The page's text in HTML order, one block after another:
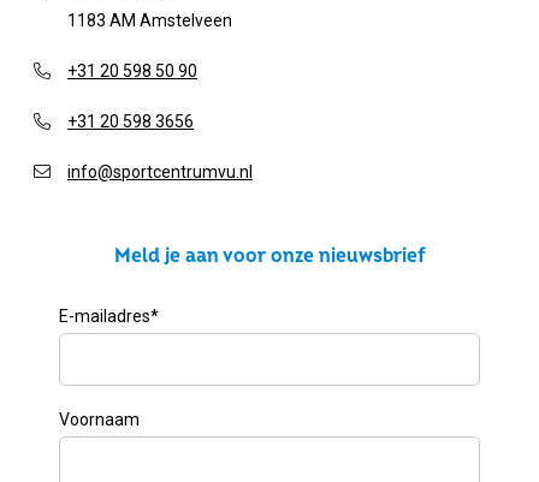
1183 AM Amstelveen
+31 20 598 50 90
+31 20 598 3656
info@sportcentrumvu.nl
Meld je aan voor onze nieuwsbrief
E-mailadres*
Voornaam